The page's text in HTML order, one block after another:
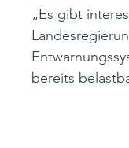
„Es gibt
bereits